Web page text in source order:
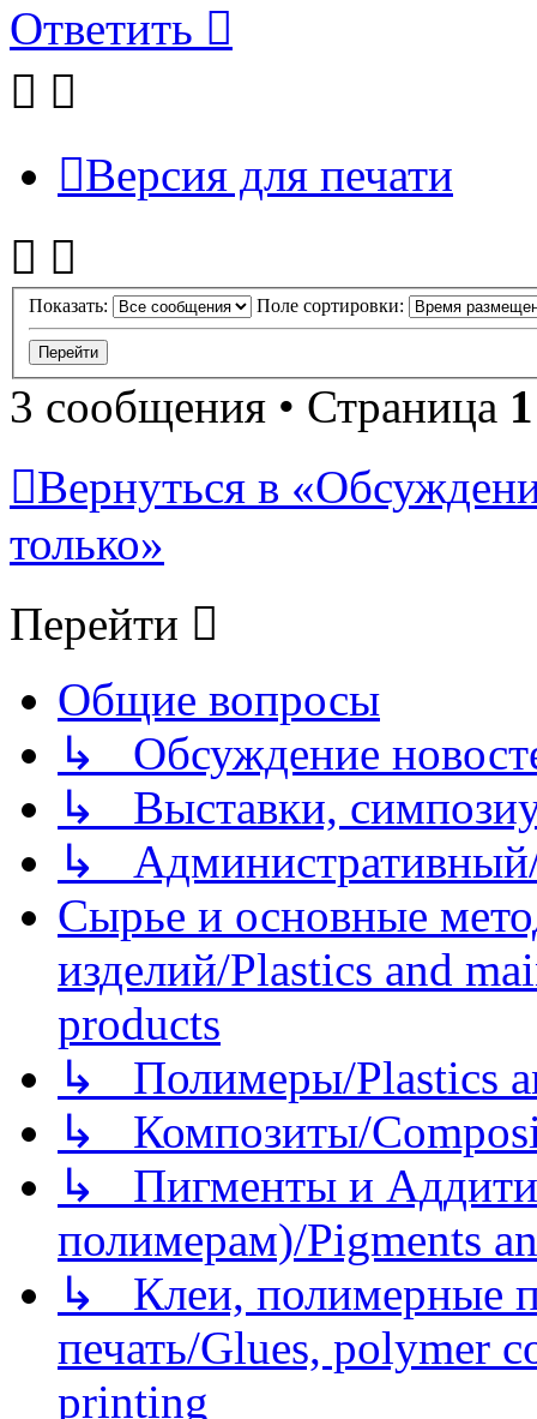
Ответить
Версия для печати
Показать: Поле сортировки:
3 сообщения • Страница 1
Вернуться в
только»
Перейти
Общие вопросы
↳ Обсуждение
↳ Выставки,
↳
Сырье и основные
изделий/Plastics and
products
↳ Полимеры/Plastics
↳ Композиты/
↳ Пигменты и
полимерам)/Pigments
↳ Клеи, полимерные
печать/Glues, polymer
printing